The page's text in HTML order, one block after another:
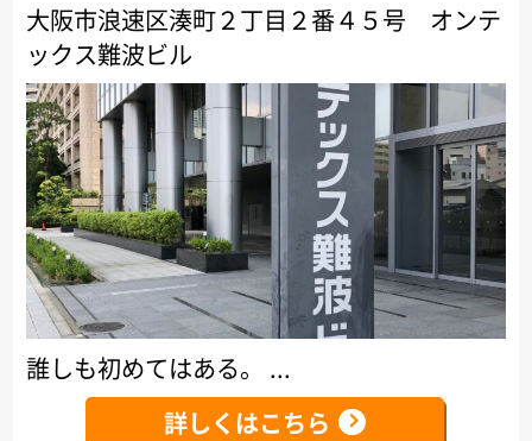
大阪市浪速区湊町２丁目２番４５号 オンテ
ックス難波ビル
誰しも初めてはある。 ...
詳しくはこちら